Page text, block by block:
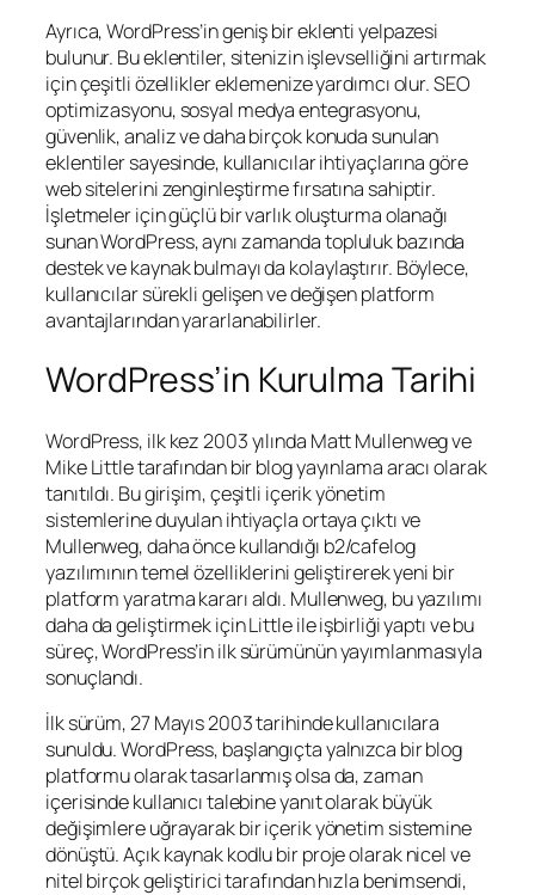
Ayrıca, WordPress’in geniş bir eklenti yelpazesi
bulunur. Bu eklentiler, sitenizin işlevselliğini artırmak
için çeşitli özellikler eklemenize yardımcı olur. SEO
optimizasyonu, sosyal medya entegrasyonu,
güvenlik, analiz ve daha birçok konuda sunulan
eklentiler sayesinde, kullanıcılar ihtiyaçlarına göre
web sitelerini zenginleştirme fırsatına sahiptir.
İşletmeler için güçlü bir varlık oluşturma olanağı
sunan WordPress, aynı zamanda topluluk bazında
destek ve kaynak bulmayı da kolaylaştırır. Böylece,
kullanıcılar sürekli gelişen ve değişen platform
avantajlarından yararlanabilirler.
WordPress’in Kurulma Tarihi
WordPress, ilk kez 2003 yılında Matt Mullenweg ve
Mike Little tarafından bir blog yayınlama aracı olarak
tanıtıldı. Bu girişim, çeşitli içerik yönetim
sistemlerine duyulan ihtiyaçla ortaya çıktı ve
Mullenweg, daha önce kullandığı b2/cafelog
yazılımının temel özelliklerini geliştirerek yeni bir
platform yaratma kararı aldı. Mullenweg, bu yazılımı
daha da geliştirmek için Little ile işbirliği yaptı ve bu
süreç, WordPress’in ilk sürümünün yayımlanmasıyla
sonuçlandı.
İlk sürüm, 27 Mayıs 2003 tarihinde kullanıcılara
sunuldu. WordPress, başlangıçta yalnızca bir blog
platformu olarak tasarlanmış olsa da, zaman
içerisinde kullanıcı talebine yanıt olarak büyük
değişimlere uğrayarak bir içerik yönetim sistemine
dönüştü. Açık kaynak kodlu bir proje olarak nicel ve
nitel birçok geliştirici tarafından hızla benimsendi,